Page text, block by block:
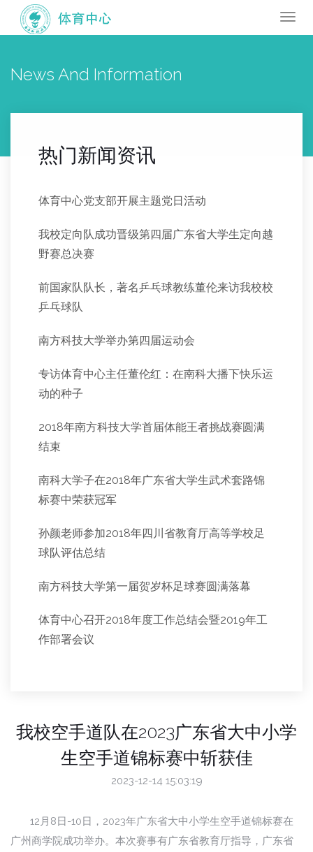
News And Information
热门新闻资讯
体育中心党支部开展主题党日活动
我校定向队成功晋级第四届广东省大学生定向越
野赛总决赛
前国家队队长，著名乒乓球教练董伦来访我校校
乒乓球队
南方科技大学举办第四届运动会
专访体育中心主任董伦红：在南科大播下快乐运
动的种子
2018年南方科技大学首届体能王者挑战赛圆满
结束
南科大学子在2018年广东省大学生武术套路锦
标赛中荣获冠军
孙颜老师参加2018年四川省教育厅高等学校足
球队评估总结
南方科技大学第一届贺岁杯足球赛圆满落幕
体育中心召开2018年度工作总结会暨2019年工
作部署会议
我校空手道队在2023广东省大中小学
生空手道锦标赛中斩获佳
2023-12-14 15:03:19
12月8日-10日，2023年广东省大中小学生空手道锦标赛在
广州商学院成功举办。本次赛事有广东省教育厅指导，广东省